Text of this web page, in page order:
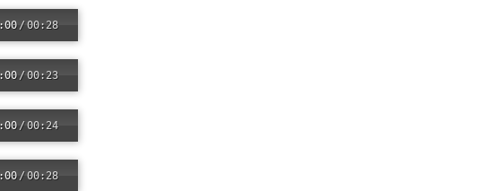
/00:28
/00:23
/00:24
/00:28